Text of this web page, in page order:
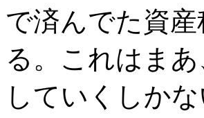
で済んでた資
る。これはま
していくしか